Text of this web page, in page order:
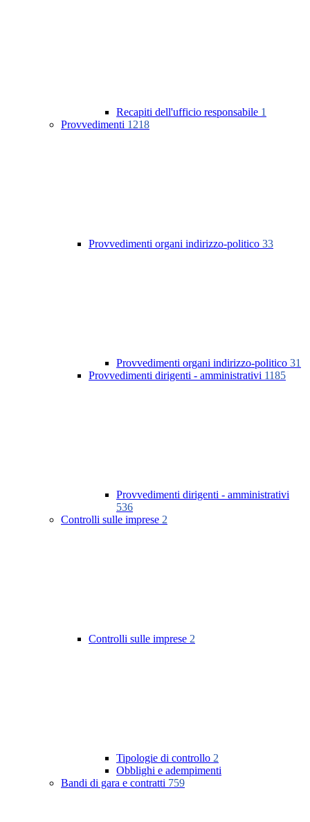
Recapiti dell'ufficio responsabile 1
Provvedimenti 1218
Provvedimenti organi indirizzo-politico 33
Provvedimenti organi indirizzo-politico 31
Provvedimenti dirigenti - amministrativi 1185
Provvedimenti dirigenti - amministrativi
536
Controlli sulle imprese 2
Controlli sulle imprese 2
Tipologie di controllo 2
Obblighi e adempimenti
Bandi di gara e contratti 759